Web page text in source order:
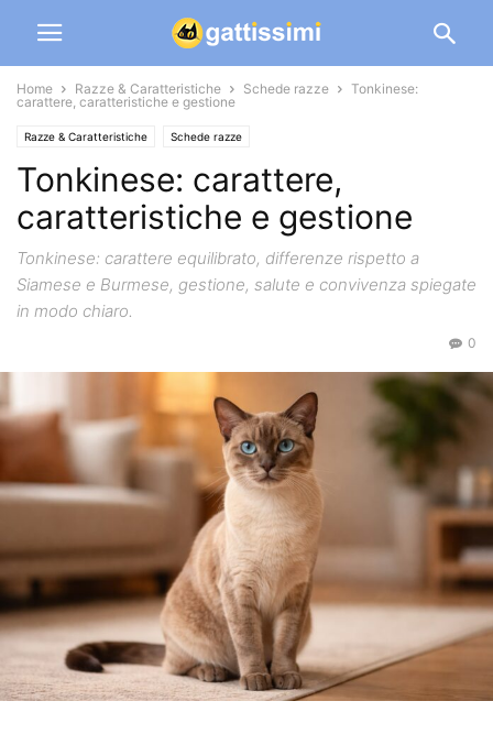
Home Razze & Caratteristiche Schede razze
Tonkinese:
carattere, caratteristiche e gestione
Razze & Caratteristiche Schede razze
Tonkinese: carattere,
caratteristiche e gestione
Tonkinese: carattere equilibrato, differenze rispetto a
Siamese e Burmese, gestione, salute e convivenza spiegate
in modo chiaro.
0